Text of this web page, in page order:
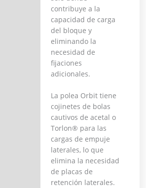
contribuye a la
capacidad de carga
del bloque y
eliminando la
necesidad de
fijaciones
adicionales.
La polea Orbit tiene
cojinetes de bolas
cautivos de acetal o
Torlon® para las
cargas de empuje
laterales, lo que
elimina la necesidad
de placas de
retención laterales.